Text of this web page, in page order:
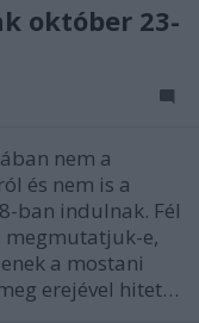
október 23-
nem a
és nem is a
ban indulnak. Fél
megmutatjuk-e,
a mostani
erejével hitet…